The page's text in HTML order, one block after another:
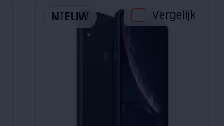
NIEUW Vergelijk